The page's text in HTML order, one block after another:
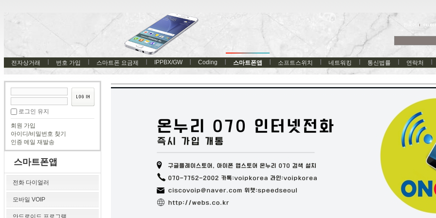
전자상거래 번호 가입 스마트폰 요금제 IPPBX/GW Coding 스마트폰앱 소프트스위치 네트워킹 통신법률 연락처
로그인 유지
회원 가입
아이디/비밀번호 찾기
인증 메일 재발송
스마트폰앱
전화 다이얼러
모바일 VOIP
안드로이드 프로그램